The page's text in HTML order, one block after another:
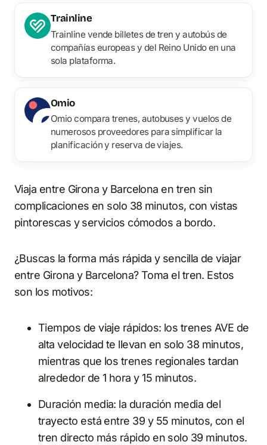
Trainline
Trainline vende billetes de tren y autobús de
compañías europeas y del Reino Unido en una
sola plataforma.
Omio
Omio compara trenes, autobuses y vuelos de
numerosos proveedores para simplificar la
planificación y reserva de viajes.
Viaja entre Girona y Barcelona en tren sin
complicaciones en solo 38 minutos, con vistas
pintorescas y servicios cómodos a bordo.
¿Buscas la forma más rápida y sencilla de viajar
entre Girona y Barcelona? Toma el tren. Estos
son los motivos:
Tiempos de viaje rápidos: los trenes AVE de
alta velocidad te llevan en solo 38 minutos,
mientras que los trenes regionales tardan
alrededor de 1 hora y 15 minutos.
Duración media: la duración media del
trayecto está entre 39 y 55 minutos, con el
tren directo más rápido en solo 39 minutos.